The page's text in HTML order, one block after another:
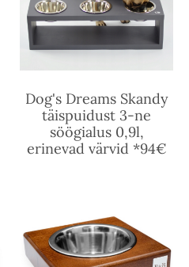
Dog's Dreams Skandy
täispuidust 3-ne
söögialus 0,9l,
erinevad värvid *94€